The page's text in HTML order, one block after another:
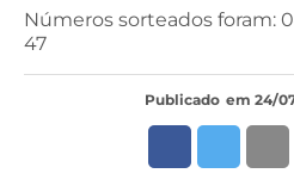
Números sorteados foram:
47
Publicado em 24/